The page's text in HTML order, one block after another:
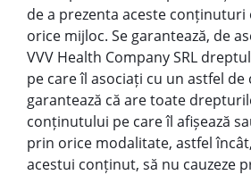
de a prezenta aceste
orice mijloc. Se garantează, de
VVV Health Company SRL
pe care îl asociați cu un astfel
garantează că are toate
conținutului pe care îl afișează
prin orice modalitate, astfel
acestui conținut, să nu cauzeze